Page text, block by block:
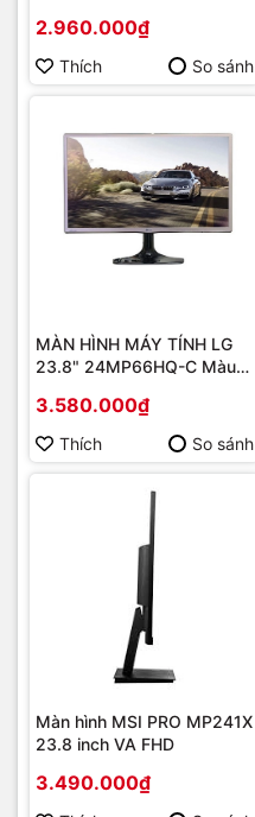
2.960.000₫
Thích So sánh
MÀN HÌNH MÁY TÍNH LG
23.8" 24MP66HQ-C Màu
3.580.000₫
Thích So sánh
Màn hình MSI PRO MP241X
23.8 inch VA FHD
3.490.000₫